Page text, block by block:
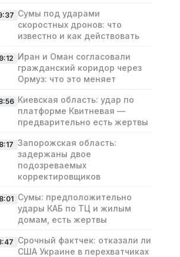
Сумы под ударами
скоростных дронов: что
известно и как действовать
Иран и Оман согласовали
гражданский коридор через
Ормуз: что это меняет
Киевская область: удар по
платформе Квитневая —
предварительно есть жертвы
Запорожская область:
задержаны двое
подозреваемых
корректировщиков
Сумы: предположительно
удары КАБ по ТЦ и жилым
домам, есть жертвы
Срочный фактчек: отказали ли
США Украине в перехватчиках